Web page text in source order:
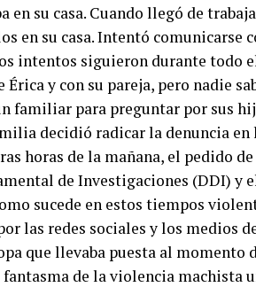
en su casa. Cuando llegó de
en su casa. Intentó comunicarse
intentos siguieron durante todo
Érica y con su pareja, pero nadie
familiar para preguntar por sus
decidió radicar la denuncia
horas de la mañana, el pedido
de Investigaciones (DDI) y
sucede en estos tiempos
las redes sociales y los medios
que llevaba puesta al momento
de la violencia machista